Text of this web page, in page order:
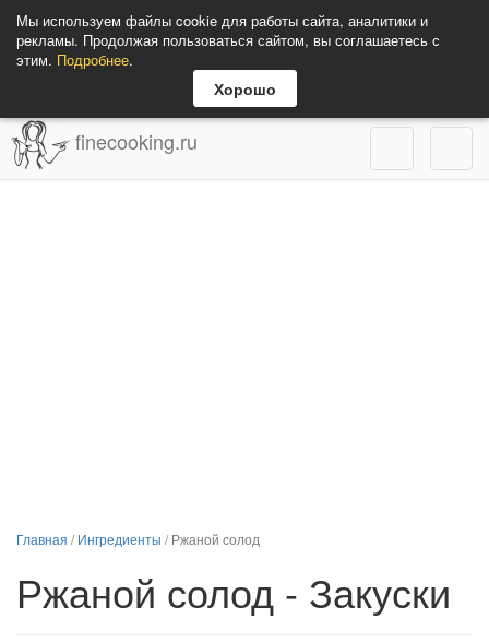
Мы используем файлы cookie для работы сайта, аналитики и
рекламы. Продолжая пользоваться сайтом, вы соглашаетесь с
этим. Подробнее.
Хорошо
finecooking.ru
Главная /Ингредиенты /Ржаной солод
Ржаной солод - Закуски